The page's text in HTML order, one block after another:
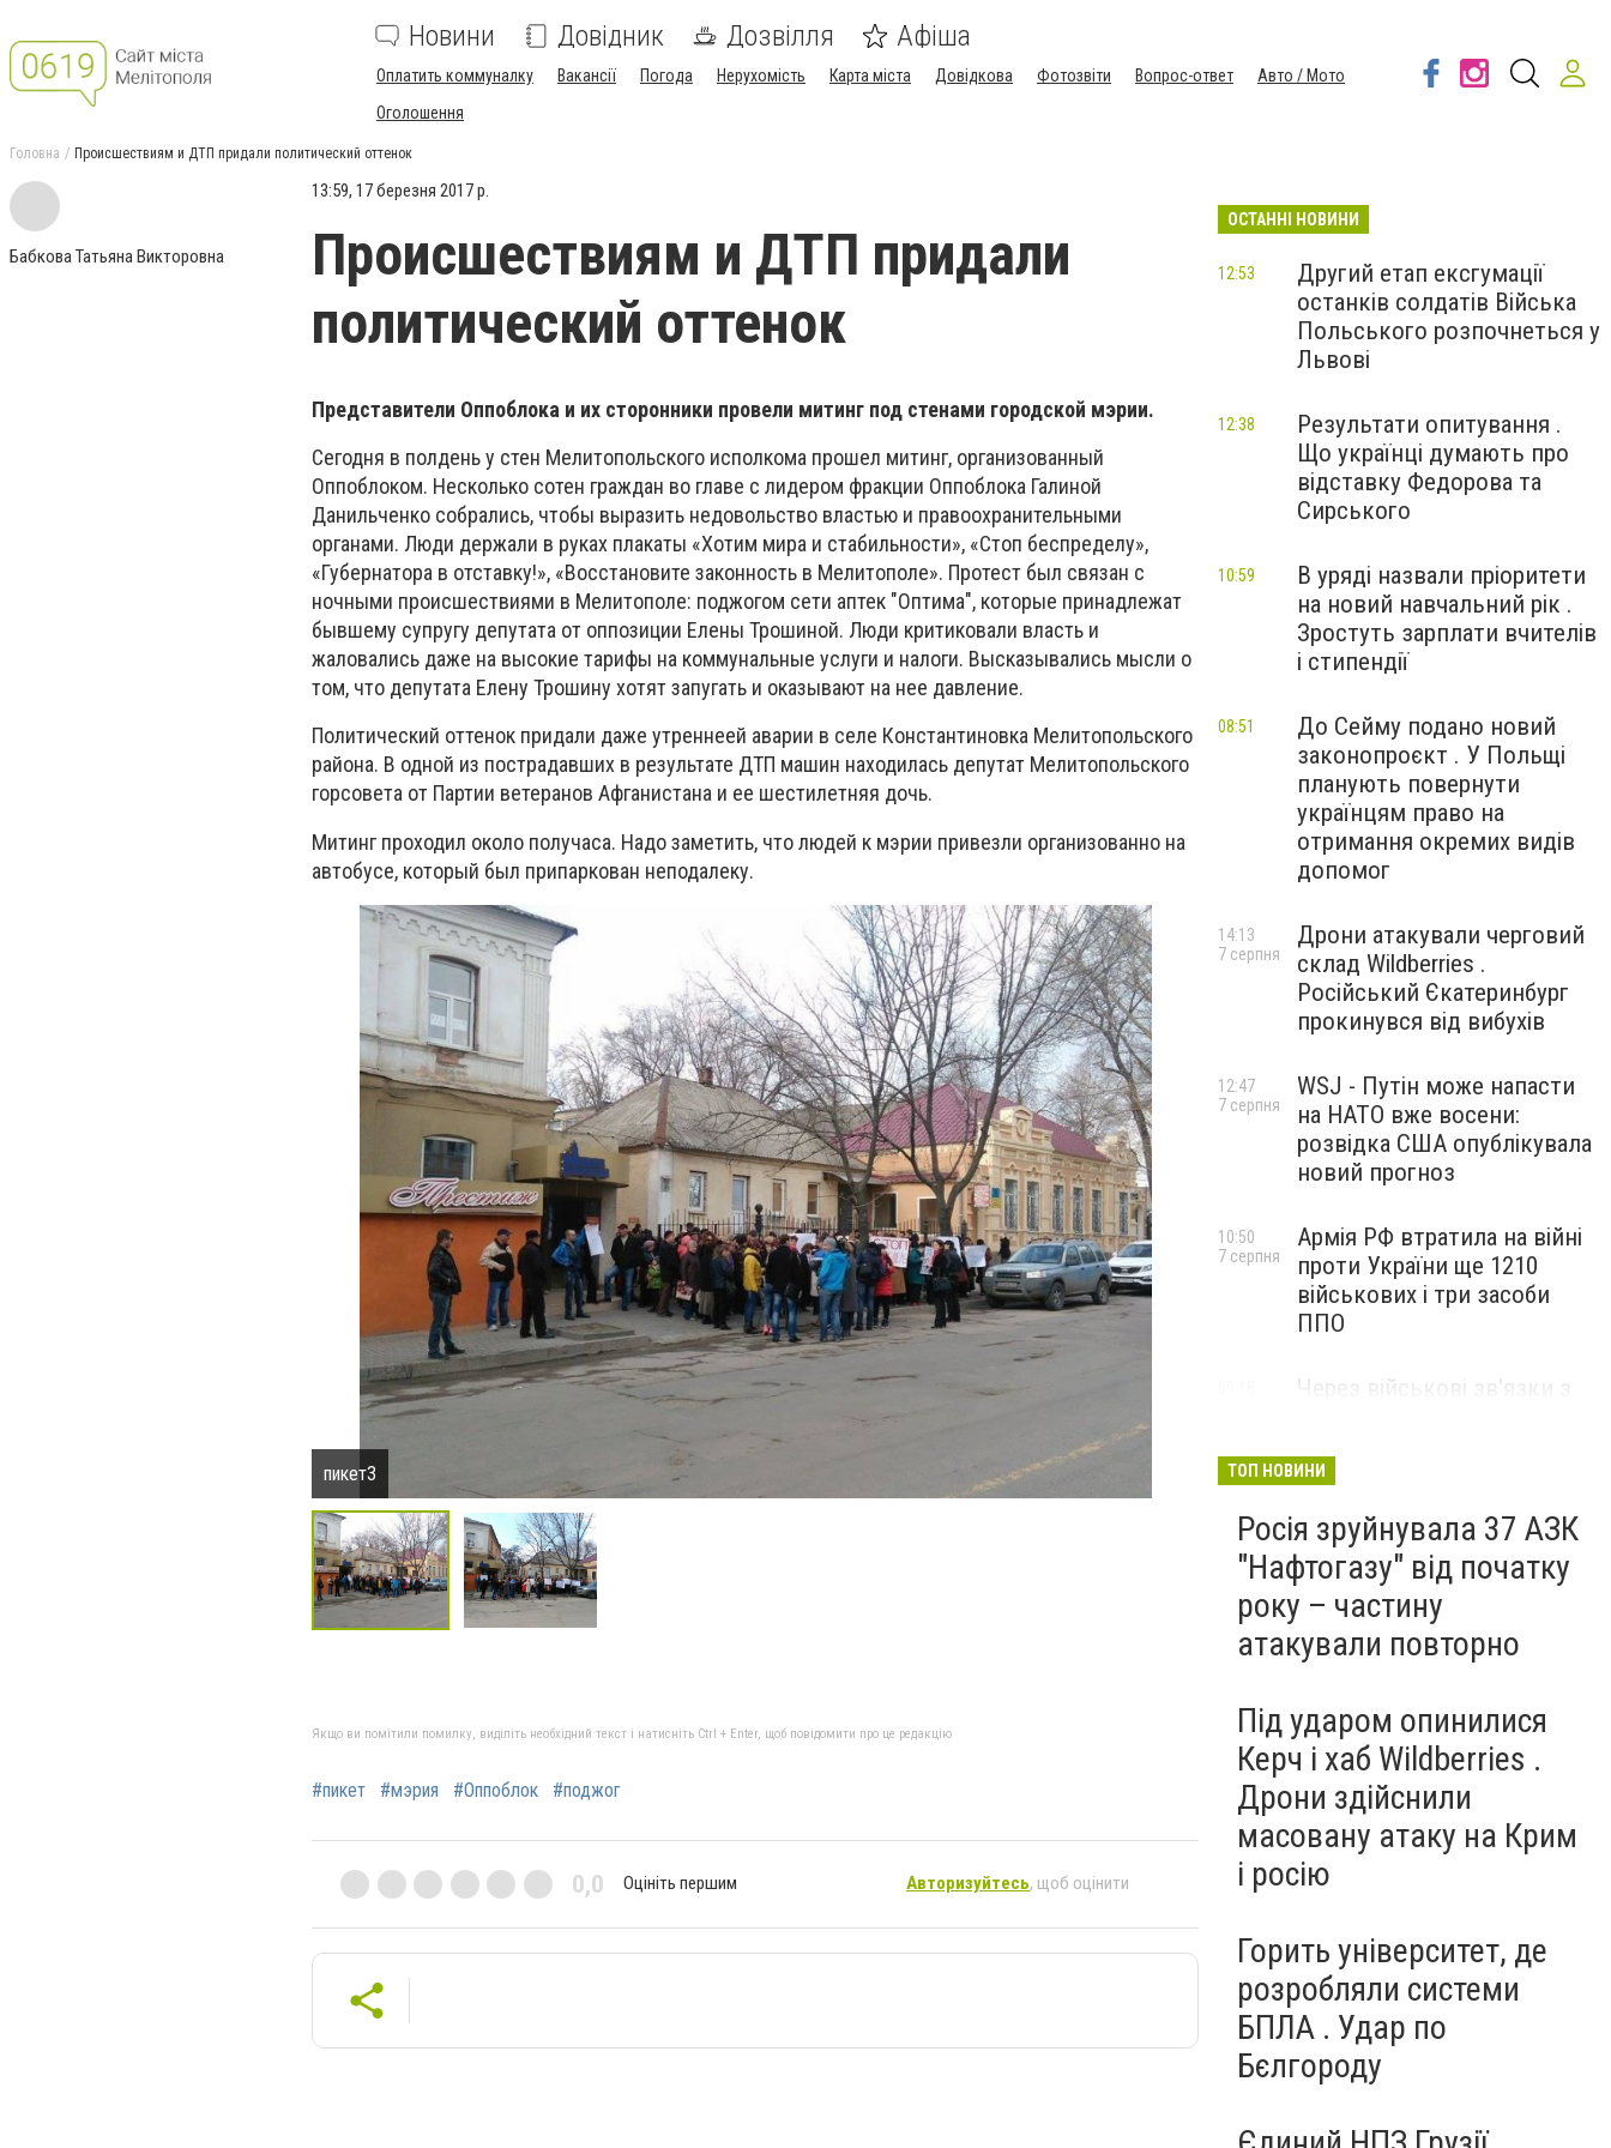
Новини Довідник Дозвілля Афіша
Оплатить коммуналку Вакансії Погода Нерухомість Карта міста Довідкова Фотозвіти Вопрос-ответ
Авто / Мото
Оголошення
Головна Происшествиям и ДТП придали политический оттенок
Бабкова Татьяна Викторовна
13:59, 17 березня 2017 р.
Происшествиям и ДТП придали
политический оттенок
Представители Оппоблока и их сторонники провели митинг под стенами городской мэрии.
Сегодня в полдень у стен Мелитопольского исполкома прошел митинг, организованный
Оппоблоком. Несколько сотен граждан во главе с лидером фракции Оппоблока Галиной
Данильченко собрались, чтобы выразить недовольство властью и правоохранительными
органами. Люди держали в руках плакаты «Хотим мира и стабильности», «Стоп беспределу»,
«Губернатора в отставку!», «Восстановите законность в Мелитополе». Протест был связан с
ночными происшествиями в Мелитополе: поджогом сети аптек "Оптима", которые принадлежат
бывшему супругу депутата от оппозиции Елены Трошиной. Люди критиковали власть и
жаловались даже на высокие тарифы на коммунальные услуги и налоги. Высказывались мысли о
том, что депутата Елену Трошину хотят запугать и оказывают на нее давление.
Политический оттенок придали даже утреннеей аварии в селе Константиновка Мелитопольского
района. В одной из пострадавших в результате ДТП машин находилась депутат Мелитопольского
горсовета от Партии ветеранов Афганистана и ее шестилетняя дочь.
Митинг проходил около получаса. Надо заметить, что людей к мэрии привезли организованно на
автобусе, который был припаркован неподалеку.
пикет3 пикет6
Якщо ви помітили помилку, виділіть необхідний текст і натисніть Ctrl + Enter, щоб повідомити про це редакцію
#пикет #мэрия #Оппоблок #поджог
0,0 Оцініть першим Авторизуйтесь, щоб оцінити
ОСТАННІ НОВИНИ
Другий етап ексгумації
останків солдатів Війська
Польського розпочнеться у
Львові
12:53
Результати опитування .
Що українці думають про
відставку Федорова та
Сирського
12:38
В уряді назвали пріоритети
на новий навчальний рік .
Зростуть зарплати вчителів
і стипендії
10:59
До Сейму подано новий
законопроєкт . У Польщі
планують повернути
українцям право на
отримання окремих видів
допомог
08:51
Дрони атакували черговий
склад Wildberries .
Російський Єкатеринбург
прокинувся від вибухів
14:13
7 серпня
WSJ - Путін може напасти
на НАТО вже восени:
розвідка США опублікувала
новий прогноз
12:47
7 серпня
Армія РФ втратила на війні
проти України ще 1210
військових і три засоби
ППО
10:50
7 серпня
Через військові зв'язки з
Куби
ТОП НОВИНИ
Росія зруйнувала 37 АЗК
"Нафтогазу" від початку
року – частину
атакували повторно
Під ударом опинилися
Керч і хаб Wildberries .
Дрони здійснили
масовану атаку на Крим
і росію
Горить університет, де
розробляли системи
БПЛА . Удар по
Бєлгороду